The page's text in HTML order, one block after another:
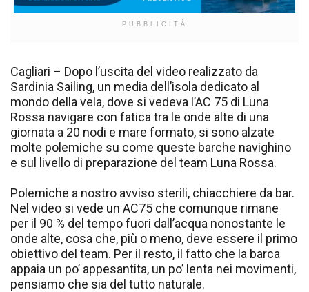
PUBBLICITÀ
Cagliari – Dopo l’uscita del video realizzato da
Sardinia Sailing, un media dell’isola dedicato al
mondo della vela, dove si vedeva l’AC 75 di Luna
Rossa navigare con fatica tra le onde alte di una
giornata a 20 nodi e mare formato, si sono alzate
molte polemiche su come queste barche navighino
e sul livello di preparazione del team Luna Rossa.
Polemiche a nostro avviso sterili, chiacchiere da bar.
Nel video si vede un AC75 che comunque rimane
per il 90 % del tempo fuori dall’acqua nonostante le
onde alte, cosa che, più o meno, deve essere il primo
obiettivo del team. Per il resto, il fatto che la barca
appaia un po’ appesantita, un po’ lenta nei movimenti,
pensiamo che sia del tutto naturale.